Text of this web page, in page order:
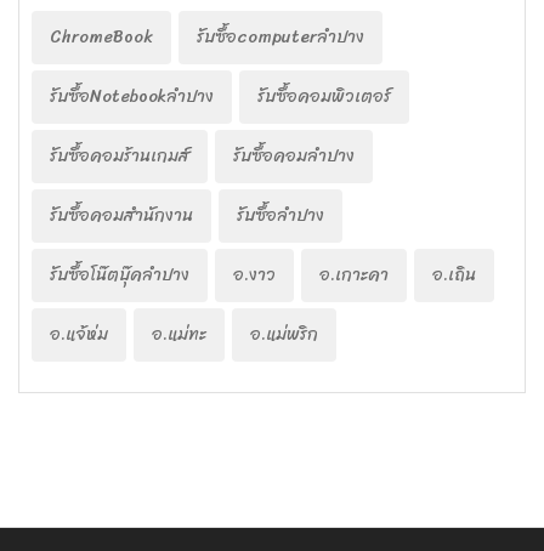
ChromeBook
รับซื้อcomputerลำปาง
รับซื้อNotebookลำปาง
รับซื้อคอมพิวเตอร์
รับซื้อคอมร้านเกมส์
รับซื้อคอมลำปาง
รับซื้อคอมสำนักงาน
รับซื้อลำปาง
รับซื้อโน๊ตบุ๊คลำปาง
อ.งาว อ.เกาะคา
อ.เถิน
อ.แจ้ห่ม
อ.แม่ทะ อ.แม่พริก